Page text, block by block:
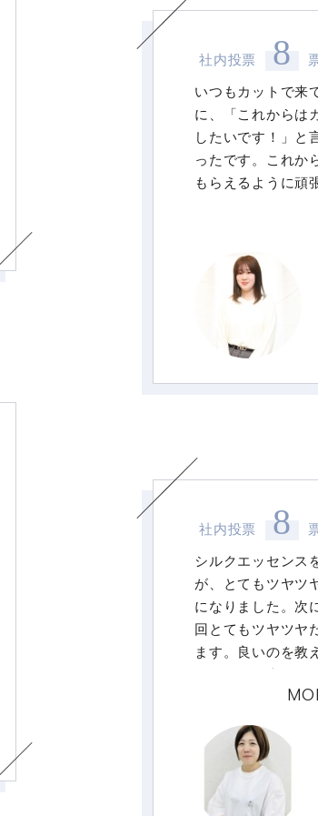
社内投票 8
いつもカットで来
に、「これからは
したいです！」と
ったです。これか
もらえるように頑
社内投票 8
シルクエッセンス
が、とてもツヤツ
になりました。次
回とてもツヤツヤ
ます。良いのを教